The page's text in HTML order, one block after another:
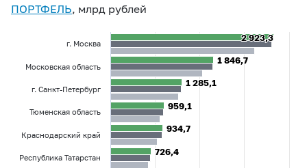
ПОРТФЕЛЬ, млрд рублей
2 923,3
2 923,3
1 846,7
1 846,7
1 285,1
1 285,1
959,1
959,1
934,7
934,7
726,4
726,4
г. Москва
Московская область
г. Санкт-Петербург
Тюменская область
Краснодарский край
Республика Татарстан